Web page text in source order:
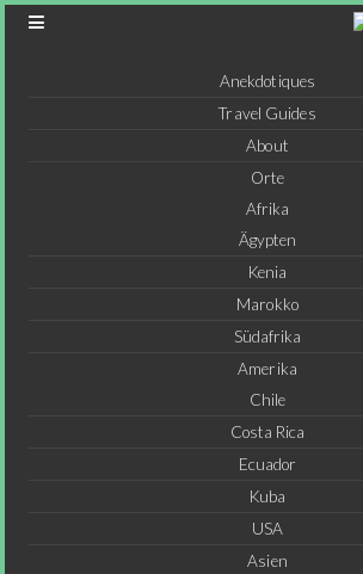
Anekdotiques
Travel Guides
About
Orte
Afrika
Ägypten
Kenia
Marokko
Südafrika
Amerika
Chile
Costa Rica
Ecuador
Kuba
USA
Asien